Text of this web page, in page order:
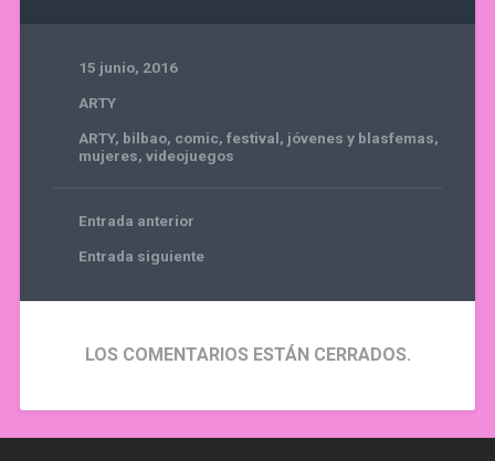
15 junio, 2016
ARTY
ARTY, bilbao, comic, festival, jóvenes y blasfemas,
mujeres, videojuegos
Entrada anterior
Entrada siguiente
LOS COMENTARIOS ESTÁN CERRADOS.